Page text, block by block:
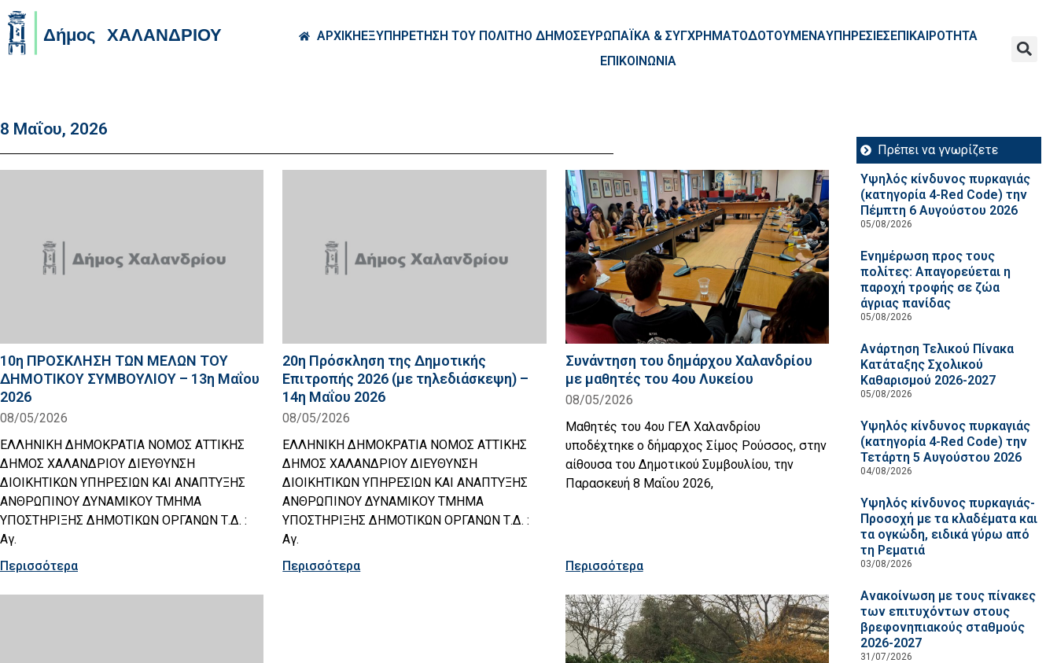
ΑΡΧΙΚΗΕΞΥΠΗΡΕΤΗΣΗ ΤΟΥ ΠΟΛΙΤΗΟ ΔΗΜΟΣΕΥΡΩΠΑΪΚΑ & ΣΥΓΧΡΗΜΑΤΟΔΟΤΟΥΜΕΝΑΥΠΗΡΕΣΙΕΣΕΠΙΚΑΙΡΟΤΗΤΑ
ΕΠΙΚΟΙΝΩΝΙΑ
8 Μαΐου, 2026
10η ΠΡΟΣΚΛΗΣΗ ΤΩΝ ΜΕΛΩΝ ΤΟΥ
ΔΗΜΟΤΙΚΟΥ ΣΥΜΒΟΥΛΙΟΥ – 13η Μαΐου
2026
08/05/2026
ΕΛΛΗΝΙΚΗ ΔΗΜΟΚΡΑΤΙΑ ΝΟΜΟΣ ΑΤΤΙΚΗΣ
ΔΗΜΟΣ ΧΑΛΑΝΔΡΙΟΥ ΔΙΕΥΘΥΝΣΗ
ΔΙΟΙΚΗΤΙΚΩΝ ΥΠΗΡΕΣΙΩΝ ΚΑΙ ΑΝΑΠΤΥΞΗΣ
ΑΝΘΡΩΠΙΝΟΥ ΔΥΝΑΜΙΚΟΥ ΤΜΗΜΑ
ΥΠΟΣΤΗΡΙΞΗΣ ΔΗΜΟΤΙΚΩΝ ΟΡΓΑΝΩΝ Τ.Δ. :
Αγ.
Περισσότερα
20η Πρόσκληση της Δημοτικής
Επιτροπής 2026 (με τηλεδιάσκεψη) –
14η Μαΐου 2026
08/05/2026
ΕΛΛΗΝΙΚΗ ΔΗΜΟΚΡΑΤΙΑ ΝΟΜΟΣ ΑΤΤΙΚΗΣ
ΔΗΜΟΣ ΧΑΛΑΝΔΡΙΟΥ ΔΙΕΥΘΥΝΣΗ
ΔΙΟΙΚΗΤΙΚΩΝ ΥΠΗΡΕΣΙΩΝ ΚΑΙ ΑΝΑΠΤΥΞΗΣ
ΑΝΘΡΩΠΙΝΟΥ ΔΥΝΑΜΙΚΟΥ ΤΜΗΜΑ
ΥΠΟΣΤΗΡΙΞΗΣ ΔΗΜΟΤΙΚΩΝ ΟΡΓΑΝΩΝ Τ.Δ. :
Αγ.
Περισσότερα
Συνάντηση του δημάρχου Χαλανδρίου
με μαθητές του 4ου Λυκείου
08/05/2026
Μαθητές του 4ου ΓΕΛ Χαλανδρίου
υποδέχτηκε ο δήμαρχος Σίμος Ρούσσος, στην
αίθουσα του Δημοτικού Συμβουλίου, την
Παρασκευή 8 Μαΐου 2026,
Περισσότερα
Πρέπει να γνωρίζετε
Υψηλός κίνδυνος πυρκαγιάς
(κατηγορία 4-Red Code) την
Πέμπτη 6 Αυγούστου 2026
05/08/2026
Ενημέρωση προς τους
πολίτες: Απαγορεύεται η
παροχή τροφής σε ζώα
άγριας πανίδας
05/08/2026
Ανάρτηση Τελικού Πίνακα
Κατάταξης Σχολικού
Καθαρισμού 2026-2027
05/08/2026
Υψηλός κίνδυνος πυρκαγιάς
(κατηγορία 4-Red Code) την
Τετάρτη 5 Αυγούστου 2026
04/08/2026
Υψηλός κίνδυνος πυρκαγιάς-
Προσοχή με τα κλαδέματα και
τα ογκώδη, ειδικά γύρω από
τη Ρεματιά
03/08/2026
Ανακοίνωση με τους πίνακες
των επιτυχόντων στους
βρεφονηπιακούς σταθμούς
2026-2027
31/07/2026